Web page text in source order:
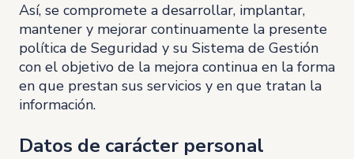
Así, se compromete a desarrollar, implantar,
mantener y mejorar continuamente la presente
política de Seguridad y su Sistema de Gestión
con el objetivo de la mejora continua en la forma
en que prestan sus servicios y en que tratan la
información.
Datos de carácter personal